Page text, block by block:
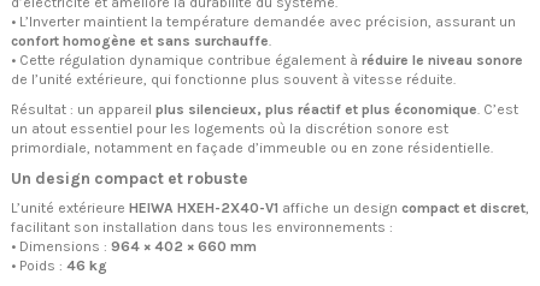
• L’Inverter maintient la température demandée avec précision, assurant un
confort homogène et sans surchauffe
• Cette régulation dynamique contribue également à réduire le niveau sonore
de l’unité extérieure, qui fonctionne plus souvent à vitesse réduite.
Résultat : un appareil plus silencieux, plus réactif et plus économique. C’est
un atout essentiel pour les logements où la discrétion sonore est
primordiale, notamment en façade d’immeuble ou en zone résidentielle.
Un design compact et robuste
L’unité extérieure HEIWA HXEH-2X40-V1 affiche un design compact et discret,
facilitant son installation dans tous les environnements :
• Dimensions : 964 × 402 × 660 mm
• Poids : 46 kg